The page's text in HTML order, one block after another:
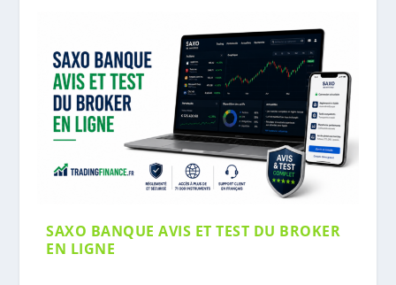
SAXO BANQUE AVIS ET TEST DU BROKER
EN LIGNE